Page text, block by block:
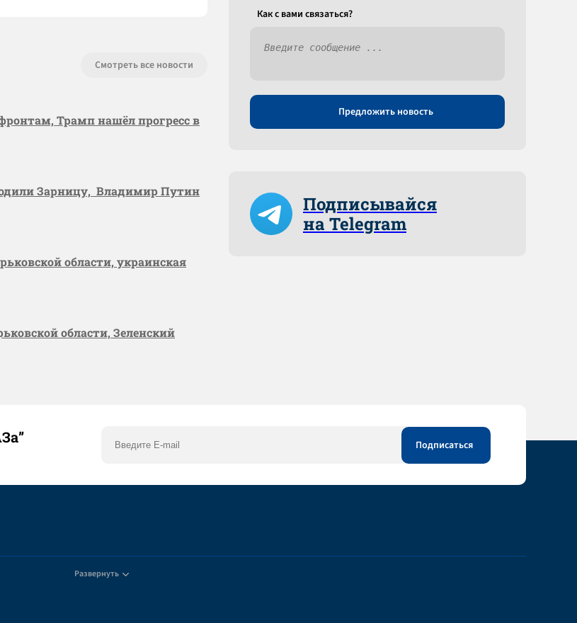
Смотреть все новости
Трамп нашёл прогресс в
Зарницу, Владимир Путин
области, украинская
области, Зеленский
Как c вами связаться?
Предложить новость
Подписывайся
на Telegram
Развернуть